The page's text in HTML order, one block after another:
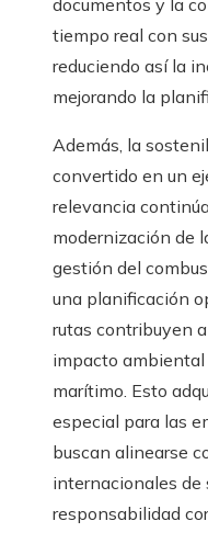
documentos y la
tiempo real con
reduciendo así la
mejorando la
Además, la
convertido en un
relevancia
modernización de
gestión del
una planificación
rutas contribuyen
impacto
marítimo. Esto
especial para las
buscan alinearse
internacionales
responsabilidad